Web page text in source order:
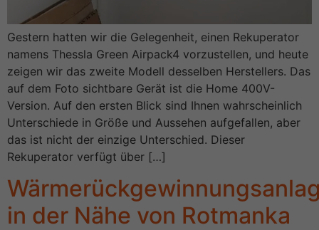
Gestern hatten wir die Gelegenheit, einen Rekuperator
namens Thessla Green Airpack4 vorzustellen, und heute
zeigen wir das zweite Modell desselben Herstellers. Das
auf dem Foto sichtbare Gerät ist die Home 400V-
Version. Auf den ersten Blick sind Ihnen wahrscheinlich
Unterschiede in Größe und Aussehen aufgefallen, aber
das ist nicht der einzige Unterschied. Dieser
Rekuperator verfügt über […]
in der Nähe von Rotmanka